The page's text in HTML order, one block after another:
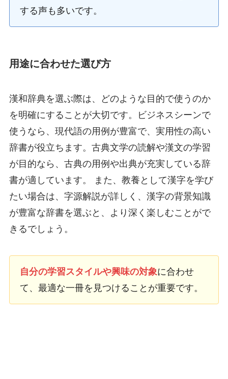
する声も多いです。
用途に合わせた選び方
漢和辞典を選ぶ際は、どのような目的で使うのか
を明確にすることが大切です。ビジネスシーンで
使うなら、現代語の用例が豊富で、実用性の高い
辞書が役立ちます。古典文学の読解や漢文の学習
が目的なら、古典の用例や出典が充実している辞
書が適しています。 また、教養として漢字を学び
たい場合は、字源解説が詳しく、漢字の背景知識
が豊富な辞書を選ぶと、より深く楽しむことがで
きるでしょう。
自分の学習スタイルや興味の対象に合わせ
て、最適な一冊を見つけることが重要です。